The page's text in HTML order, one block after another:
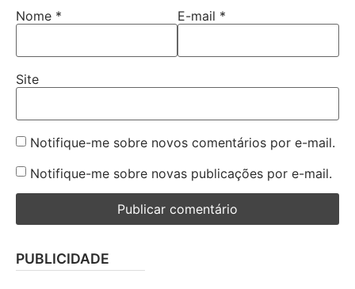
Nome * E-mail *
Site
Notifique-me sobre novos comentários por e-mail.
Notifique-me sobre novas publicações por e-mail.
PUBLICIDADE